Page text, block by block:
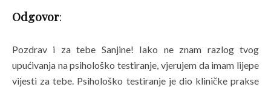
Odgovor:
Pozdrav i za tebe Sanjine! Iako ne znam razlog tvog
upućivanja na psihološko testiranje, vjerujem da imam lijepe
vijesti za tebe. Psihološko testiranje je dio kliničke prakse